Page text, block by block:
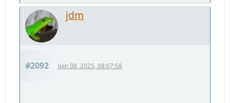
jdm
#2092 Juin 08, 2025, 08:07:58